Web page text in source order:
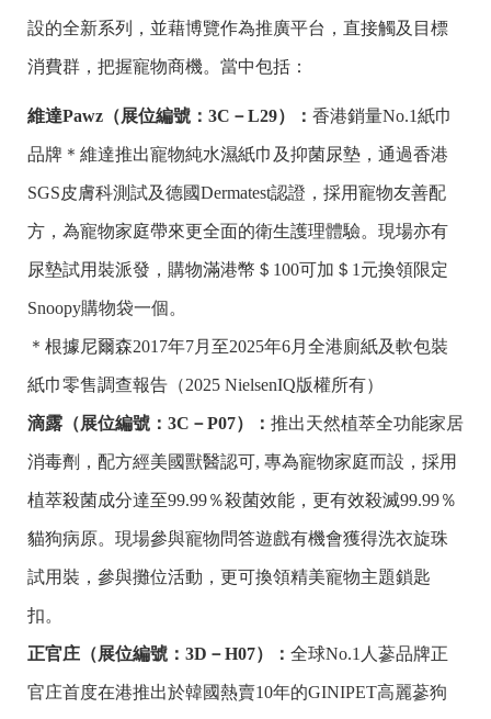
設的全新系列，並藉博覽作為推廣平台，直接觸及目標
消費群，把握寵物商機。當中包括：
維達Pawz （展位編號： 3C－L29）： 香港銷量No.1紙巾
品牌＊維達推出寵物純水濕紙巾及抑菌尿墊，通過香港
SGS皮膚科測試及德國Dermatest認證，採用寵物友善配
方，為寵物家庭帶來更全面的衛生護理體驗。現場亦有
尿墊試用裝派發，購物滿港幣＄100可加＄1元換領限定
Snoopy購物袋一個。
＊根據尼爾森2017年7月至2025年6月全港廁紙及軟包裝
紙巾零售調查報告（2025 NielsenIQ版權所有）
滴露（展位編號： 3C－P07）： 推出天然植萃全功能家居
消毒劑，配方經美國獸醫認可, 專為寵物家庭而設，採用
植萃殺菌成分達至99.99％殺菌效能，更有效殺滅99.99％
貓狗病原。現場參與寵物問答遊戲有機會獲得洗衣旋珠
試用裝，參與攤位活動，更可換領精美寵物主題鎖匙
扣。
正官庄（展位編號： 3D－H07）： 全球No.1人蔘品牌正
官庄首度在港推出於韓國熱賣10年的GINIPET高麗蔘狗